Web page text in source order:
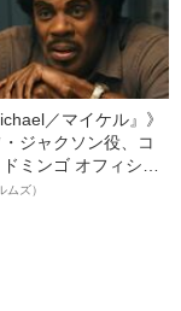
／マイケル』》
ジャクソン役、コ
ミンゴ オフィシャ
ー“観客を魅了した
ムズ）